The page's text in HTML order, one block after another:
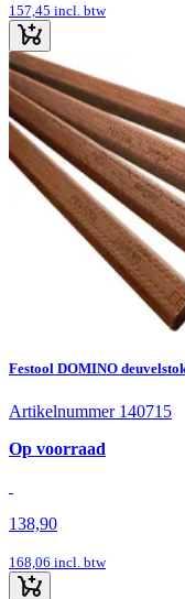
157,45 incl. btw
Festool DOMINO
Artikelnummer 140715
Op voorraad
138,90
168,06 incl. btw